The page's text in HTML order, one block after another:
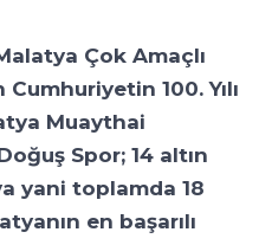
Çok Amaçlı
100. Yılı
Muaythai
Spor; 14 altın
yani toplamda 18
en başarılı